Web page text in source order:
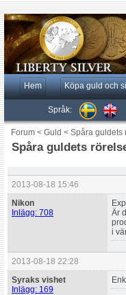
Hem Köpa guld och
Språk:
Forum < Guld < Spåra guldets
Spåra guldets
2013-08-18 15:46
Nikon
Inlägg: 708
Är
i
2013-08-18 22:28
Syraks vishet
Inlägg: 169